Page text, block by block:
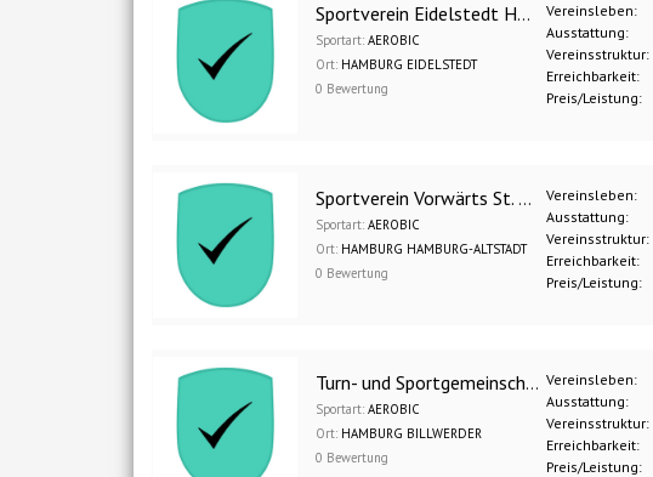
Sportverein Eidelstedt Hamburg 1880 e.V.
Sportart:AEROBIC
Ort: HAMBURG EIDELSTEDT
0 Bewertung
Vereinsleben:
Ausstattung:
Vereinsstruktur:
Erreichbarkeit:
Preis/Leistung:
Sportverein Vorwärts St. Georg e.V.
Sportart:AEROBIC
Ort: HAMBURG HAMBURG-ALTSTADT
0 Bewertung
Vereinsleben:
Ausstattung:
Vereinsstruktur:
Erreichbarkeit:
Preis/Leistung:
Turn- und Sportgemeinschaft Bergedorf 1860 e.V.
Sportart:AEROBIC
Ort: HAMBURG BILLWERDER
0 Bewertung
Vereinsleben:
Ausstattung:
Vereinsstruktur:
Erreichbarkeit:
Preis/Leistung: